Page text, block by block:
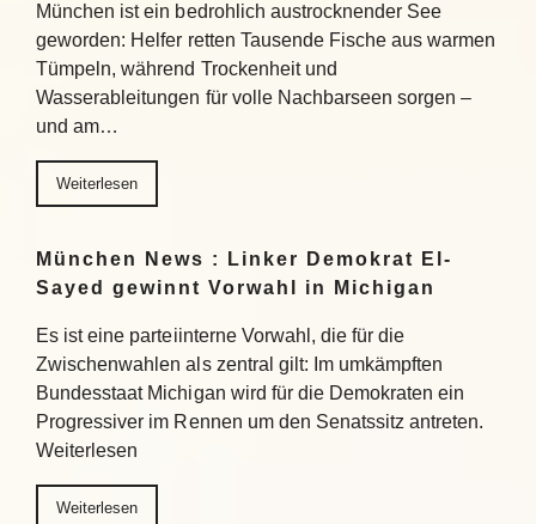
München ist ein bedrohlich austrocknender See
geworden: Helfer retten Tausende Fische aus warmen
Tümpeln, während Trockenheit und
Wasserableitungen für volle Nachbarseen sorgen –
und am…
Weiterlesen
München News : Linker Demokrat El-
Sayed gewinnt Vorwahl in Michigan
Es ist eine parteiinterne Vorwahl, die für die
Zwischenwahlen als zentral gilt: Im umkämpften
Bundesstaat Michigan wird für die Demokraten ein
Progressiver im Rennen um den Senatssitz antreten.
Weiterlesen
Weiterlesen